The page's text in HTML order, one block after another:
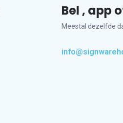
Bel , app
Meestal dezelfde